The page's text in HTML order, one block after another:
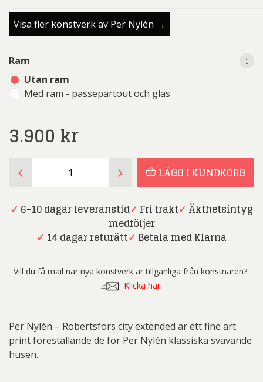
Visa fler konstverk av Per Nylén →
Ram
Utan ram
Med ram - passepartout och glas
i
3.900 kr
i
Nylén
Robertsfors
extended
LÄGG I KUNDKORG
✓ 6-10 dagar leveranstid✓ Fri frakt✓ Äkthetsintyg
medföljer
✓ 14 dagar returätt✓ Betala med Klarna
Vill du få mail när nya konstverk är tillgänliga från konstnären?
Klicka här.
Per Nylén – Robertsfors city extended är ett fine art
print föreställande de för Per Nylén klassiska svävande
husen.